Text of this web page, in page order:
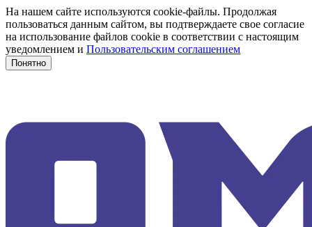
На нашем сайте используются cookie-файлы. Продолжая
пользоваться данным сайтом, вы подтверждаете свое согласие
на использование файлов cookie в соответствии с настоящим
уведомлением и Пользовательским соглашением
Понятно